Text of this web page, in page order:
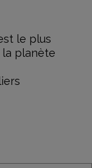
le plus
planète